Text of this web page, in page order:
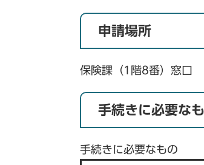
申請場所
保険課（1階8番）窓口
手続きに必要な
手続きに必要なもの